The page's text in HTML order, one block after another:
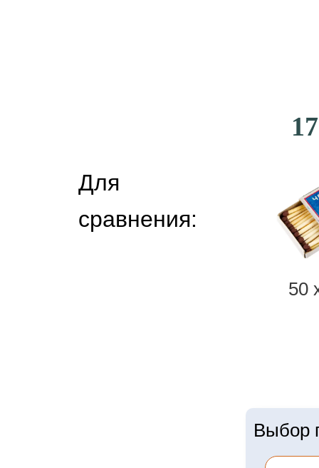
Для
сравнения:
50
Выбор